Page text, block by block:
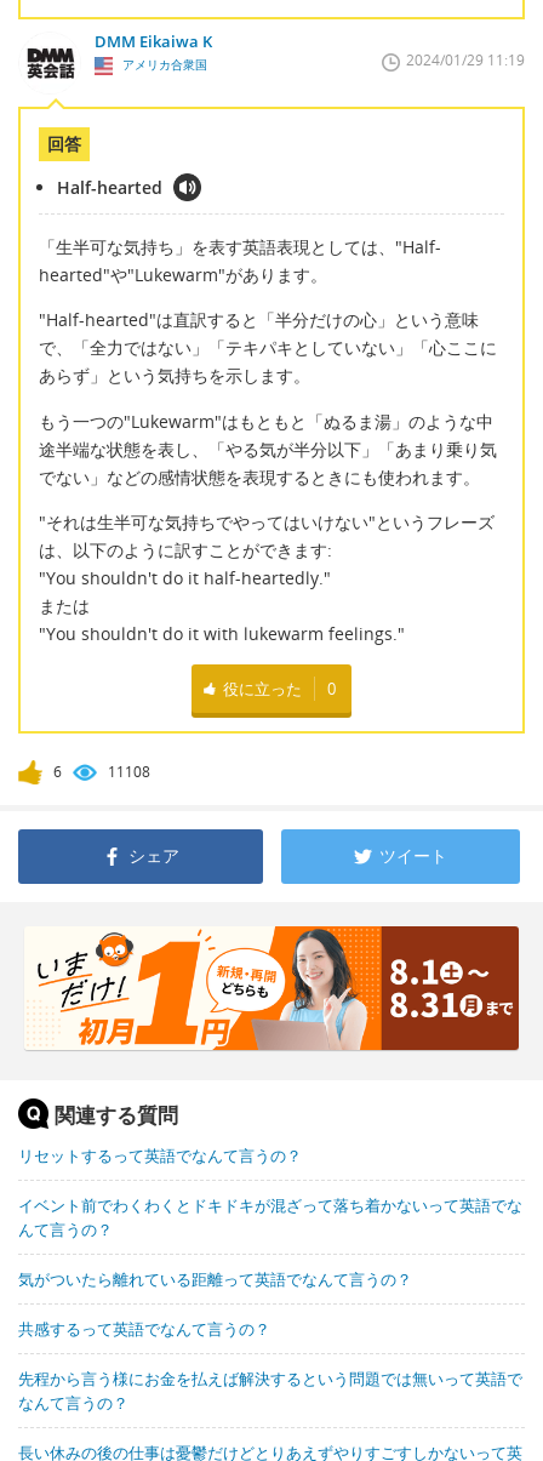
DMM Eikaiwa K
アメリカ合衆国 2024/01/29 11:19
回答
Half-hearted
「生半可な気持ち」を表す英語表現としては、"Half-
hearted"や"Lukewarm"があります。
"Half-hearted"は直訳すると「半分だけの心」という意味
で、「全力ではない」「テキパキとしていない」「心ここに
あらず」という気持ちを示します。
もう一つの"Lukewarm"はもともと「ぬるま湯」のような中
途半端な状態を表し、「やる気が半分以下」「あまり乗り気
でない」などの感情状態を表現するときにも使われます。
"それは生半可な気持ちでやってはいけない"というフレーズ
は、以下のように訳すことができます:
"You shouldn't do it half-heartedly."
または
"You shouldn't do it with lukewarm feelings."
役に立った 0
6 11108
シェア ツイート
関連する質問
リセットするって英語でなんて言うの？
イベント前でわくわくとドキドキが混ざって落ち着かないって英語でな
んて言うの？
気がついたら離れている距離って英語でなんて言うの？
共感するって英語でなんて言うの？
先程から言う様にお金を払えば解決するという問題では無いって英語で
なんて言うの？
長い休みの後の仕事は憂鬱だけどとりあえずやりすごすしかないって英